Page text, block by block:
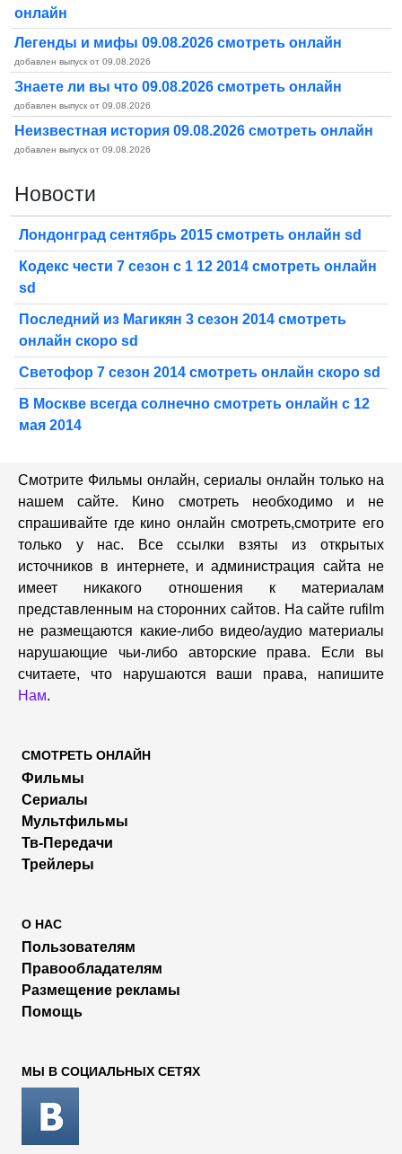
онлайн
Легенды и мифы 09.08.2026 смотреть онлайн
добавлен выпуск от 09.08.2026
Знаете ли вы что 09.08.2026 смотреть онлайн
добавлен выпуск от 09.08.2026
Неизвестная история 09.08.2026 смотреть онлайн
добавлен выпуск от 09.08.2026
Новости
Лондонград сентябрь 2015 смотреть онлайн sd
Кодекс чести 7 сезон с 1 12 2014 смотреть онлайн
sd
Последний из Магикян 3 сезон 2014 смотреть
онлайн скоро sd
Светофор 7 сезон 2014 смотреть онлайн скоро sd
В Москве всегда солнечно смотреть онлайн с 12
мая 2014
Смотрите Фильмы онлайн, сериалы онлайн только на
нашем сайте. Кино смотреть необходимо и не
спрашивайте где кино онлайн смотреть,cмотрите его
только у нас. Все ссылки взяты из открытых
источников в интернете, и администрация сайта не
имеет никакого отношения к материалам
представленным на сторонних сайтов. На сайте rufilm
не размещаются какие-либо видео/аудио материалы
нарушающие чьи-либо авторские права. Если вы
считаете, что нарушаются ваши права, напишите
Нам.
СМОТРЕТЬ ОНЛАЙН
Фильмы
Сериалы
Мультфильмы
Тв-Передачи
Трейлеры
О НАС
Пользователям
Правообладателям
Размещение рекламы
Помощь
МЫ В СОЦИАЛЬНЫХ СЕТЯХ